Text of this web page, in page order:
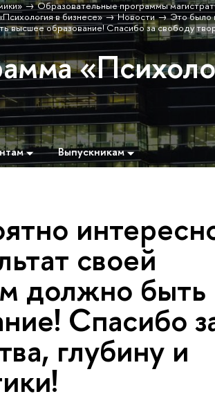
Образовательные программы
в бизнесе» Новости
Это было
образование! Спасибо за свободу
Выпускникам
своей
должно быть
Спасибо
глубину и